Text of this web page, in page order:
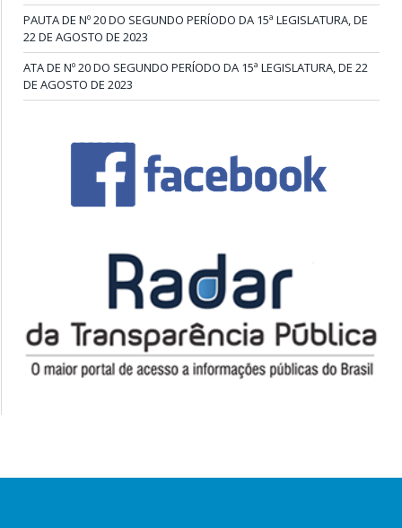
PAUTA DE Nº 20 DO SEGUNDO PERÍODO DA 15ª LEGISLATURA, DE
22 DE AGOSTO DE 2023
ATA DE Nº 20 DO SEGUNDO PERÍODO DA 15ª LEGISLATURA, DE 22
DE AGOSTO DE 2023